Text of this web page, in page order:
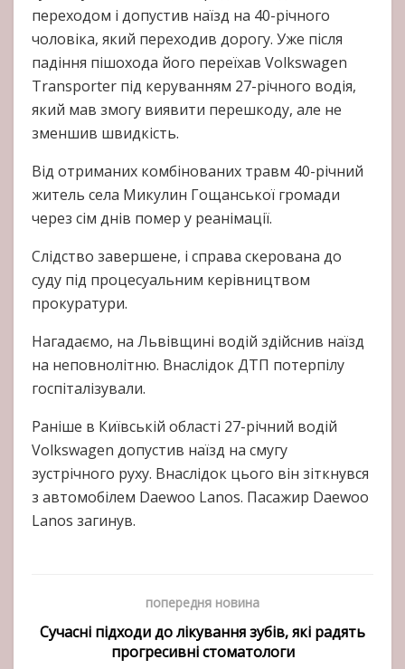
переходом і допустив наїзд на 40-річного
чоловіка, який переходив дорогу. Уже після
падіння пішохода його переїхав Volkswagen
Transporter під керуванням 27-річного водія,
який мав змогу виявити перешкоду, але не
зменшив швидкість.
Від отриманих комбінованих травм 40-річний
житель села Микулин Гощанської громади
через сім днів помер у реанімації.
Слідство завершене, і справа скерована до
суду під процесуальним керівництвом
прокуратури.
Нагадаємо, на Львівщині водій здійснив наїзд
на неповнолітню. Внаслідок ДТП потерпілу
госпіталізували.
Раніше в Київській області 27-річний водій
Volkswagen допустив наїзд на смугу
зустрічного руху. Внаслідок цього він зіткнувся
з автомобілем Daewoo Lanos. Пасажир Daewoo
Lanos загинув.
попередня новина
Сучасні підходи до лікування зубів, які радять
прогресивні стоматологи